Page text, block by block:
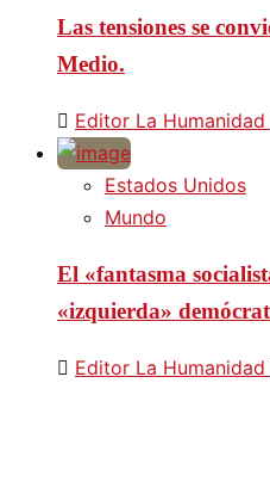
Las tensiones se
Medio.
Editor La Humanidad
Estados Unidos
Mundo
El «fantasma
«izquierda»
Editor La Humanidad